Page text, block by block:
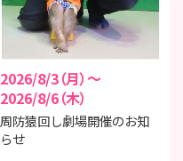
2026/8/3（月）～
2026/8/6（木）
周防猿回し劇場開催のお知
らせ